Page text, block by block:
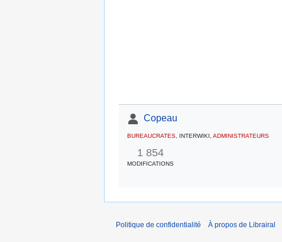
Copeau
BUREAUCRATES, INTERWIKI, ADMINISTRATEURS
1 854
MODIFICATIONS
Politique de confidentialité À propos de Librairal